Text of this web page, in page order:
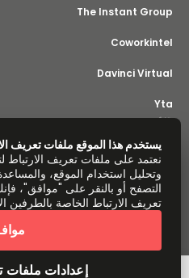
The Instant Group
Coworkintel
Davinci Virtual
Yta
جزء من
Instant Group
خريطة الموقع الشروط
إعدادات ملفات تعريف الارتباط
يستخدم هذا الموقع ملفات تعريف
نعتمد على ملفات تعريف الارتباط
وتحليل استخدام الموقع،
التصفح أو بالنقر على "موافق"،
تعريف الارتباط الخاصة بالطرفين
إعدادات ملفات